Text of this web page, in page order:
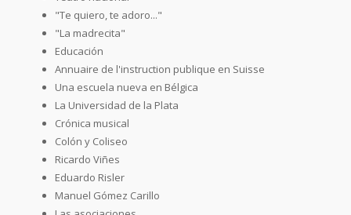
"Te quiero, te adoro..."
"La madrecita"
Educación
Annuaire de l'instruction publique en Suisse
Una escuela nueva en Bélgica
La Universidad de la Plata
Crónica musical
Colón y Coliseo
Ricardo Viñes
Eduardo Risler
Manuel Gómez Carillo